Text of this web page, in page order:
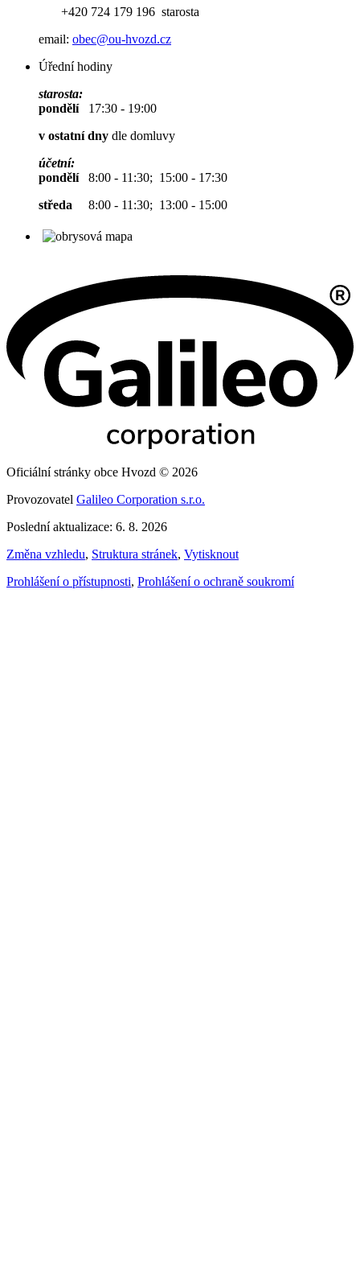
+420 724 179 196 starosta
email: obec@ou-hvozd.cz
Úřední hodiny
starosta:
pondělí 17:30 - 19:00
v ostatní dny dle domluvy
účetní:
pondělí 8:00 - 11:30; 15:00 - 17:30
středa 8:00 - 11:30; 13:00 - 15:00
Oficiální stránky obce Hvozd © 2026
Provozovatel Galileo Corporation s.r.o.
Poslední aktualizace: 6. 8. 2026
Změna vzhledu, Struktura stránek, Vytisknout
Prohlášení o přístupnosti, Prohlášení o ochraně soukromí